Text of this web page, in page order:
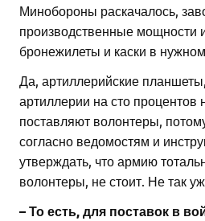
Минобороны раскачалось,
производственные мощности
бронежилеты и каски в нужном
Да, артиллерийские
артиллерии на сто
поставляют волонтеры,
согласно ведомостям и
утверждать, что армию
волонтеры, не стоит. Не так уж
– То есть, для поставок в